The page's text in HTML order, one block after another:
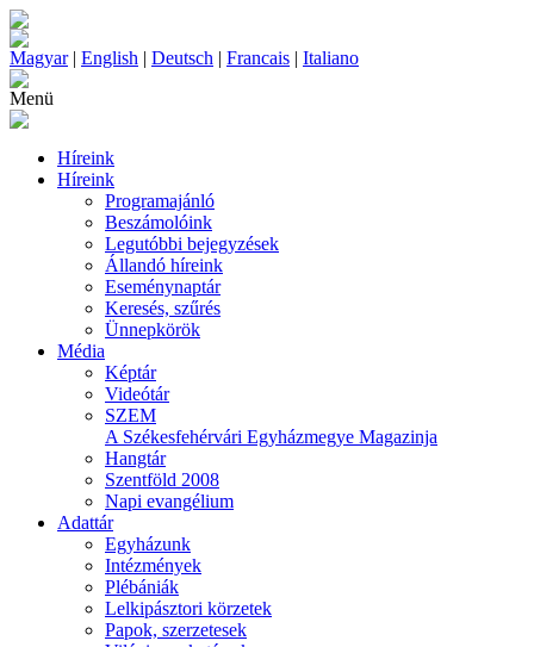
Magyar| English | Deutsch | Francais | Italiano
Menü
Híreink
Híreink
Programajánló
Beszámolóink
Legutóbbi bejegyzések
Állandó híreink
Eseménynaptár
Keresés, szűrés
Ünnepkörök
Média
Képtár
Videótár
SZEM
A Székesfehérvári Egyházmegye Magazinja
Hangtár
Szentföld 2008
Napi evangélium
Adattár
Egyházunk
Intézmények
Plébániák
Lelkipásztori körzetek
Papok, szerzetesek